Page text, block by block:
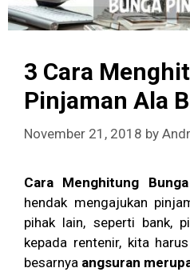
3 Cara
Pinjaman Ala
November 21, 2018 by
Cara Menghitung
hendak mengajukan
pihak lain, seperti bank,
kepada rentenir, kita
besarnya angsuran